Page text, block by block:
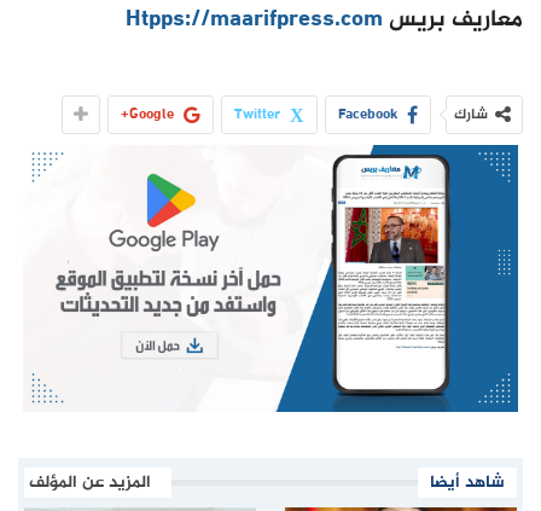
معاريف بريسHtpps://maarifpress.com
شارك Facebook
Twitter
Google+
شاهد أيضا المزيد عن المؤلف